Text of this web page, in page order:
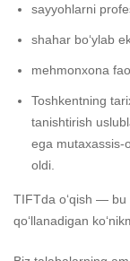
sayyohlarni
shahar bo‘ylab
mehmonxona
Toshkentning
tanishtirish
ega mutaxassis-
oldi.
TIFTda o‘qish — bu
qo‘llanadigan